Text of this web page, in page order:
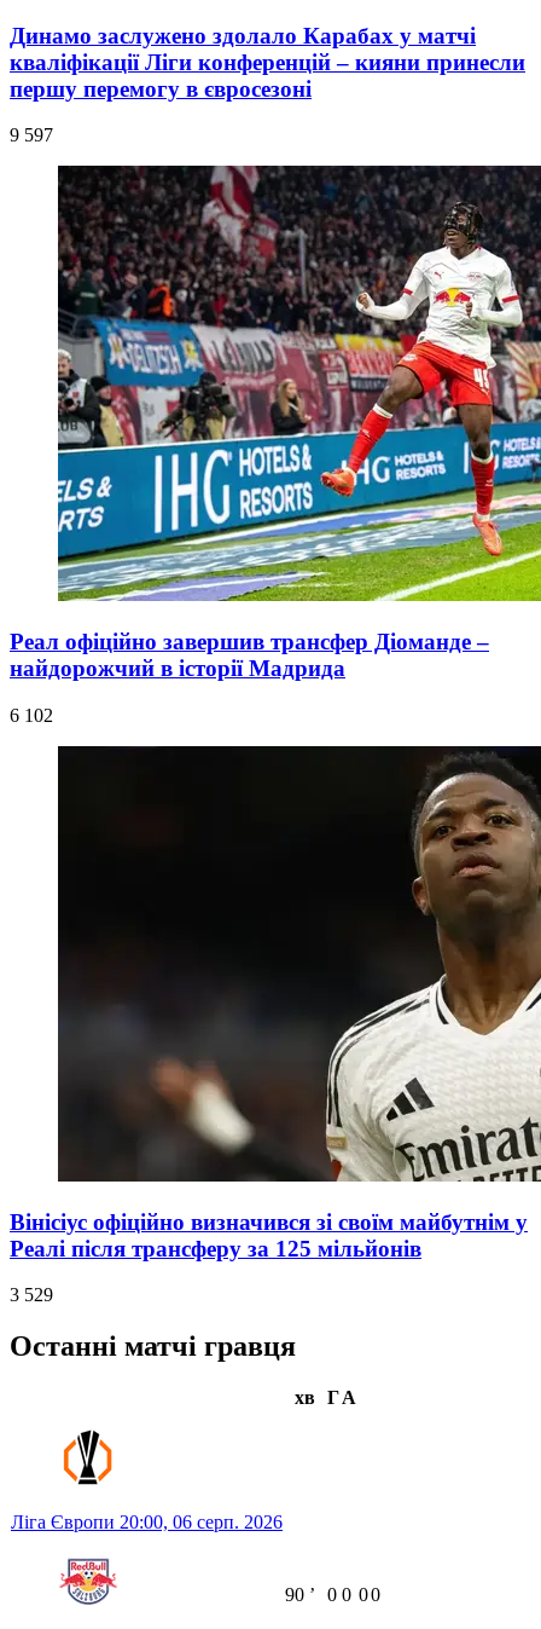
Динамо заслужено здолало Карабах у матчі
кваліфікації Ліги конференцій – кияни принесли
першу перемогу в євросезоні
9 597
Реал офіційно завершив трансфер Діоманде –
найдорожчий в історії Мадрида
6 102
Вінісіус офіційно визначився зі своїм майбутнім у
Реалі після трансферу за 125 мільйонів
3 529
Останні матчі гравця
хв ГА
Ліга Європи 20:00, 06 серп. 2026
90 ʼ 0 0 00